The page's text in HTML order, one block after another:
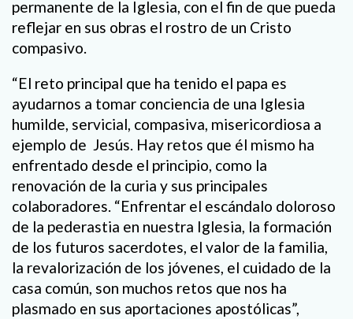
permanente de la Iglesia, con el fin de que pueda
reflejar en sus obras el rostro de un Cristo
compasivo.
“El reto principal que ha tenido el papa es
ayudarnos a tomar conciencia de una Iglesia
humilde, servicial, compasiva, misericordiosa a
ejemplo de Jesús. Hay retos que él mismo ha
enfrentado desde el principio, como la
renovación de la curia y sus principales
colaboradores. “Enfrentar el escándalo doloroso
de la pederastia en nuestra Iglesia, la formación
de los futuros sacerdotes, el valor de la familia,
la revalorización de los jóvenes, el cuidado de la
casa común, son muchos retos que nos ha
plasmado en sus aportaciones apostólicas”,